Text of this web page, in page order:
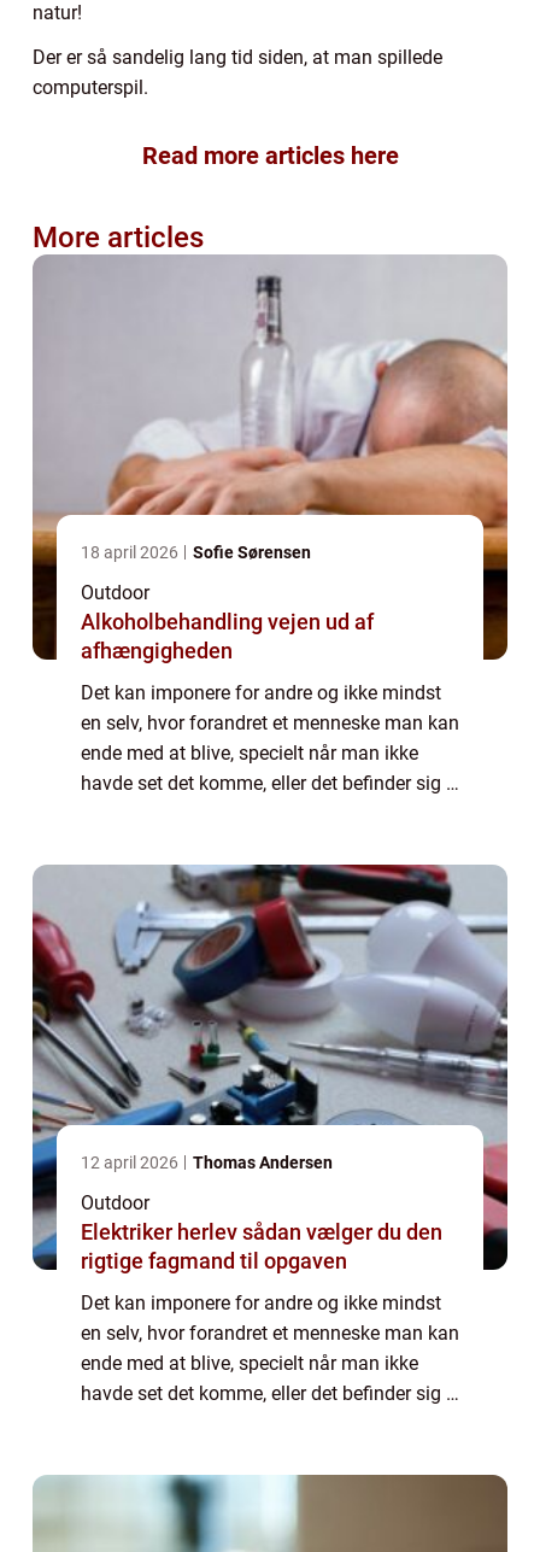
natur!
Der er så sandelig lang tid siden, at man spillede
computerspil.
Read more articles here
More articles
18 april 2026 Sofie Sørensen
Outdoor
Alkoholbehandling vejen ud af
afhængigheden
Det kan imponere for andre og ikke mindst
en selv, hvor forandret et menneske man kan
ende med at blive, specielt når man ikke
havde set det komme, eller det befinder sig i
12 april 2026 Thomas Andersen
Outdoor
Elektriker herlev sådan vælger du den
rigtige fagmand til opgaven
Det kan imponere for andre og ikke mindst
en selv, hvor forandret et menneske man kan
ende med at blive, specielt når man ikke
havde set det komme, eller det befinder sig i